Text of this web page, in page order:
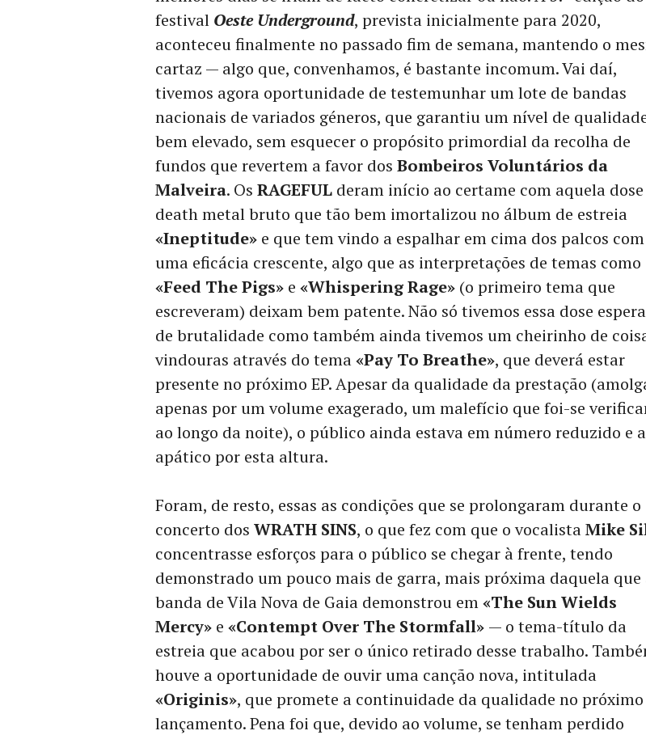
festival Oeste Underground, prevista inicialmente para 2020,
aconteceu finalmente no passado fim de semana, mantendo o
cartaz — algo que, convenhamos, é bastante incomum. Vai daí,
tivemos agora oportunidade de testemunhar um lote de bandas
nacionais de variados géneros, que garantiu um nível de
bem elevado, sem esquecer o propósito primordial da recolha de
fundos que revertem a favor dos Bombeiros Voluntários da
Malveira. Os RAGEFUL deram início ao certame com aquela dose
death metal bruto que tão bem imortalizou no álbum de estreia
«Ineptitude» e que tem vindo a espalhar em cima dos palcos com
uma eficácia crescente, algo que as interpretações de temas como
«Feed The Pigs» e «Whispering Rage» (o primeiro tema que
escreveram) deixam bem patente. Não só tivemos essa dose
de brutalidade como também ainda tivemos um cheirinho de
vindouras através do tema«Pay To Breathe», que deverá estar
presente no próximo EP. Apesar da qualidade da prestação
apenas por um volume exagerado, um malefício que foi-se
ao longo da noite), o público ainda estava em número reduzido e
apático por esta altura.
Foram, de resto, essas as condições que se prolongaram durante o
concerto dos WRATH SINS, o que fez com que o vocalistaMike
concentrasse esforços para o público se chegar à frente, tendo
demonstrado um pouco mais de garra, mais próxima daquela que
banda de Vila Nova de Gaia demonstrou em«The Sun Wields
Mercy» e «Contempt Over The Stormfall» — o tema-título da
estreia que acabou por ser o único retirado desse trabalho.
houve a oportunidade de ouvir uma canção nova, intitulada
«Originis», que promete a continuidade da qualidade no próximo
lançamento. Pena foi que, devido ao volume, se tenham perdido